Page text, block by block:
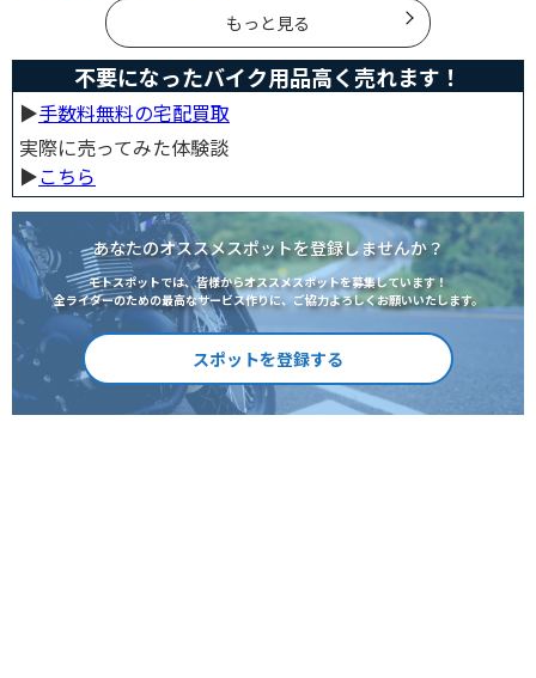
すくお伝えします！
もっと見る
不要になったバイク用品高く売れます！
▶︎手数料無料の宅配買取
実際に売ってみた体験談
▶︎こちら
あなたのオススメスポットを登録しませんか？
モトスポットでは、皆様からオススメスポットを募集しています！
全ライダーのための最高なサービス作りに、ご協力よろしくお願いいたします。
スポットを登録する